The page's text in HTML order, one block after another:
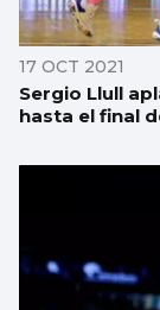
17 OCT 2021
Sergio Llull
hasta el final